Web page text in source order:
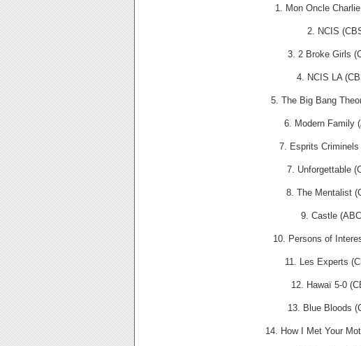
1. Mon Oncle
2. NCIS
3. 2 Broke Girls
4. NCIS LA
5. The Big Bang
6. Modern Family
7. Esprits
7. Unforgettable
8. The Mentalist
9. Castle
10. Persons of
11. Les Experts
12. Hawaï 5-0
13. Blue Bloods
14. How I Met Your